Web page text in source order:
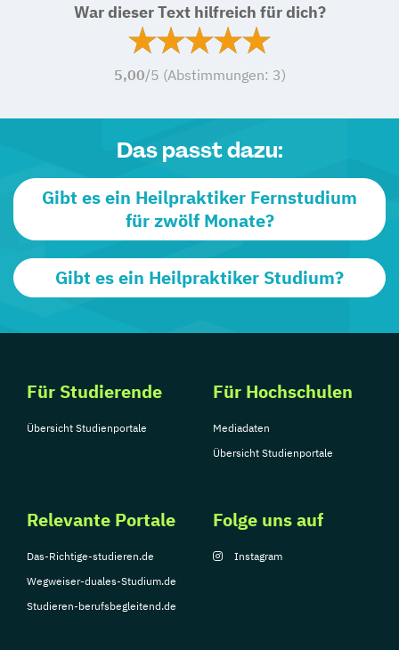
War dieser Text hilfreich für dich?
5,00/5 (Abstimmungen: 3)
Das passt dazu:
Gibt es ein Heilpraktiker Fernstudium
für zwölf Monate?
Gibt es ein Heilpraktiker Studium?
Für Studierende
Übersicht Studienportale
Für Hochschulen
Mediadaten
Übersicht Studienportale
Relevante Portale
Das-Richtige-studieren.de
Wegweiser-duales-Studium.de
Studieren-berufsbegleitend.de
Folge uns auf
Instagram